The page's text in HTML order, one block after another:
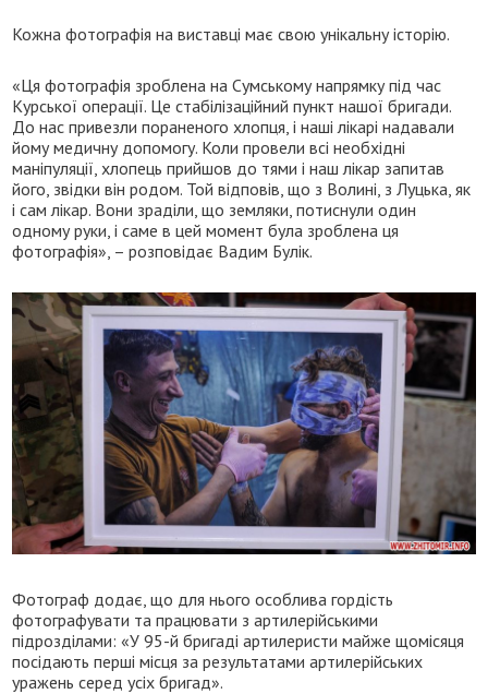
Кожна фотографія на виставці має свою унікальну історію.
«Ця фотографія зроблена на Сумському напрямку під час
Курської операції. Це стабілізаційний пункт нашої бригади.
До нас привезли пораненого хлопця, і наші лікарі надавали
йому медичну допомогу. Коли провели всі необхідні
маніпуляції, хлопець прийшов до тями і наш лікар запитав
його, звідки він родом. Той відповів, що з Волині, з Луцька, як
і сам лікар. Вони зраділи, що земляки, потиснули один
одному руки, і саме в цей момент була зроблена ця
фотографія», – розповідає Вадим Булік.
Фотограф додає, що для нього особлива гордість
фотографувати та працювати з артилерійськими
підрозділами: «У 95-й бригаді артилеристи майже щомісяця
посідають перші місця за результатами артилерійських
уражень серед усіх бригад».